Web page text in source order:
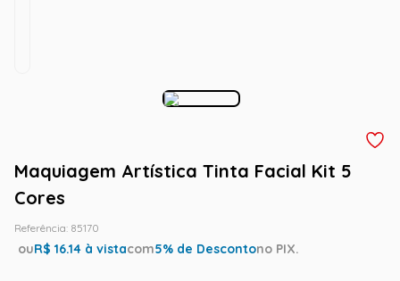
Maquiagem Artística Tinta Facial Kit 5
Cores
Referência: 85170
ouR$ 16.14 à vistacom5% de Descontono PIX.